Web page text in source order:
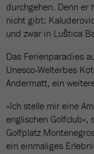
durchgehen. Denn er
nicht gibt:
und zwar in Luštica
Das Ferienparadies
Unesco-Welterbes
Andermatt, ein
«Ich stelle mir eine
englischen
Golfplatz
ein einmaliges